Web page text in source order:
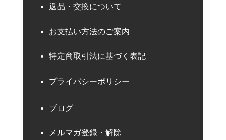
返品・交換について
お支払い方法のご案内
特定商取引法に基づく表記
プライバシーポリシー
ブログ
メルマガ登録・解除